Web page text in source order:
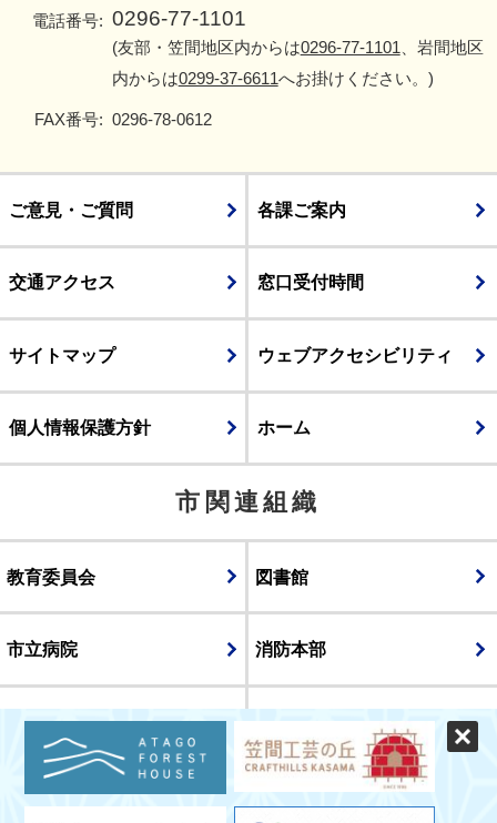
電話番号: 0296-77-1101
(友部・笠間地区内からは0296-77-1101 、岩間地区
内からは0299-37-6611へお掛けください。)
FAX番号: 0296-78-0612
ご意見・ご質問 各課ご案内
交通アクセス 窓口受付時間
サイトマップ ウェブアクセシビリティ
個人情報保護方針 ホーム
市関連組織
教育委員会 図書館
市立病院 消防本部
議会
表示 スマートフォン版 パソコン版